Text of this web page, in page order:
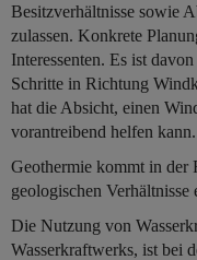
Besitzverhältnisse sowie
zulassen. Konkrete
Interessenten. Es ist
Schritte in Richtung
hat die Absicht, einen
vorantreibend helfen kann.
Geothermie kommt in der
geologischen Verhältnisse
Die Nutzung von
Wasserkraftwerks, ist bei